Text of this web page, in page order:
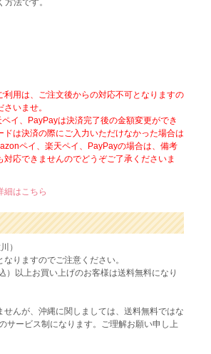
用は、ご注文後からの対応不可となりますの
いませ。
イ、PayPayは決済完了後の金額変更ができ
ドは決済の際にご入力いただけなかった場合は
ペイ、楽天ペイ、PayPayの場合は、備考
対応できませんのでどうぞご了承くださいま
細はこちら
）
りますのでご注意ください。
）以上お買い上げのお客様は送料無料になり
んが、沖縄に関しましては、送料無料ではな
サービス制になります。ご理解お願い申し上